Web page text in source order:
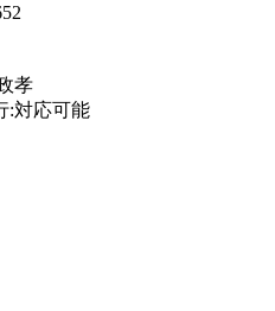
孝
:対応可能